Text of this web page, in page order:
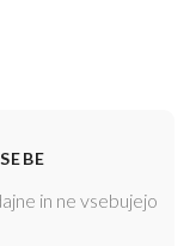
in ne vsebujejo